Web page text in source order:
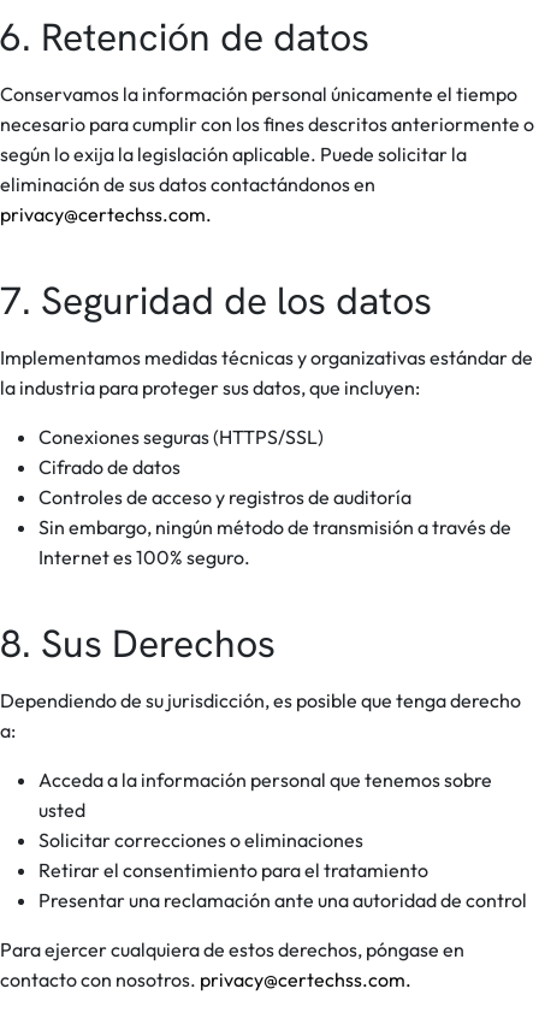
6. Retención de datos
Conservamos la información personal únicamente el tiempo
necesario para cumplir con los fines descritos anteriormente o
según lo exija la legislación aplicable. Puede solicitar la
eliminación de sus datos contactándonos en
privacy@certechss.com.
7. Seguridad de los datos
Implementamos medidas técnicas y organizativas estándar de
la industria para proteger sus datos, que incluyen:
Conexiones seguras (HTTPS/SSL)
Cifrado de datos
Controles de acceso y registros de auditoría
Sin embargo, ningún método de transmisión a través de
Internet es 100% seguro.
8. Sus Derechos
Dependiendo de su jurisdicción, es posible que tenga derecho
a:
Acceda a la información personal que tenemos sobre
usted
Solicitar correcciones o eliminaciones
Retirar el consentimiento para el tratamiento
Presentar una reclamación ante una autoridad de control
Para ejercer cualquiera de estos derechos, póngase en
contacto con nosotros. privacy@certechss.com.